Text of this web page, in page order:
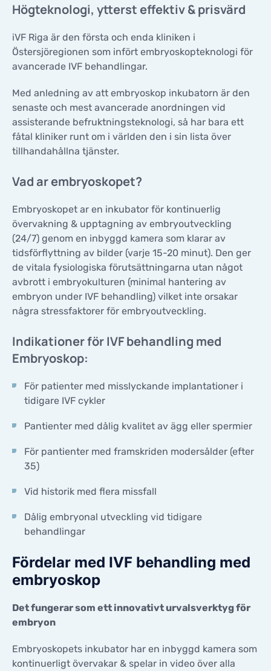
KONTAKTER
Högteknologi, ytterst effektiv & prisvärd
iVF Riga är den första och enda kliniken i
Östersjöregionen som infört embryoskopteknologi för
avancerade IVF behandlingar.
Med anledning av att embryoskop inkubatorn är den
senaste och mest avancerade anordningen vid
assisterande befruktningsteknologi, så har bara ett
fåtal kliniker runt om i världen den i sin lista över
tillhandahållna tjänster.
Vad ar embryoskopet?
Embryoskopet ar en inkubator för kontinuerlig
övervakning & upptagning av embryoutveckling
(24/7) genom en inbyggd kamera som klarar av
tidsförflyttning av bilder (varje 15-20 minut). Den ger
de vitala fysiologiska förutsättningarna utan något
avbrott i embryokulturen (minimal hantering av
embryon under IVF behandling) vilket inte orsakar
några stressfaktorer för embryoutveckling.
Indikationer för IVF behandling med
Embryoskop:
För patienter med misslyckande implantationer i
tidigare IVF cykler
Pantienter med dålig kvalitet av ägg eller spermier
För pantienter med framskriden modersålder (efter
35)
Vid historik med flera missfall
Dålig embryonal utveckling vid tidigare
behandlingar
Fördelar med IVF behandling med
embryoskop
Det fungerar som ett innovativt urvalsverktyg för
embryon
Embryoskopets inkubator har en inbyggd kamera som
kontinuerligt övervakar & spelar in video över alla